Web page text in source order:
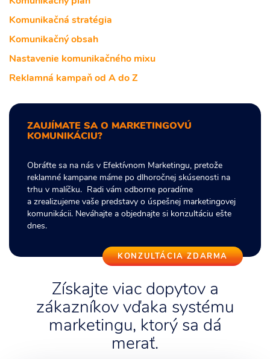
Komunikačná stratégia
Komunikačný obsah
Nastavenie komunikačného mixu
Reklamná kampaň od A do Z
ZAUJÍMATE SA O MARKETINGOVÚ
KOMUNIKÁCIU?
Obráťte sa na nás v Efektívnom Marketingu, pretože
reklamné kampane máme po dlhoročnej skúsenosti na
trhu v malíčku. Radi vám odborne poradíme
a zrealizujeme vaše predstavy o úspešnej marketingovej
komunikácii. Neváhajte a objednajte si konzultáciu ešte
dnes.
KONZULTÁCIA ZDARMA
Získajte viac dopytov a
zákazníkov vďaka systému
marketingu, ktorý sa dá
merať.